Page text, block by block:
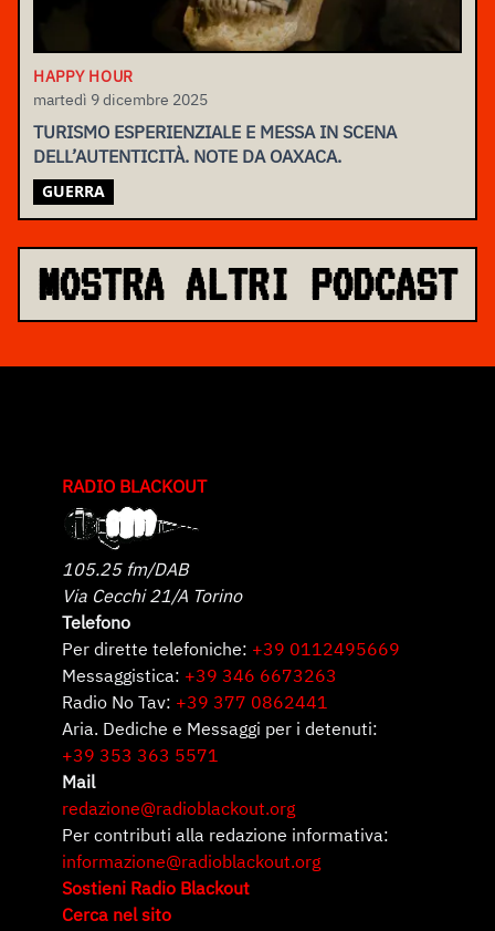
HAPPY HOUR
martedì 9 dicembre 2025
TURISMO ESPERIENZIALE E MESSA IN SCENA
DELL’AUTENTICITÀ. NOTE DA OAXACA.
GUERRA
MOSTRA ALTRI PODCAST
RADIO BLACKOUT
105.25 fm/DAB
Via Cecchi 21/A Torino
Telefono
Per dirette telefoniche: +39 0112495669
Messaggistica: +39 346 6673263
Radio No Tav: +39 377 0862441
Aria. Dediche e Messaggi per i detenuti:
+39 353 363 5571
Mail
redazione@radioblackout.org
Per contributi alla redazione informativa:
informazione@radioblackout.org
Sostieni Radio Blackout
Cerca nel sito